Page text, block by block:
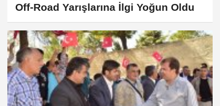
Off-Road Yarışlarına İlgi Yoğun Oldu